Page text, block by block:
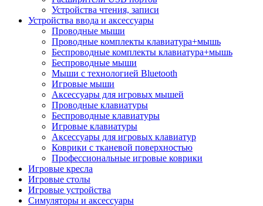
Устройства чтения, записи
Устройства ввода и аксессуары
Проводные мыши
Проводные комплекты клавиатура+мышь
Беспроводные комплекты клавиатура+мышь
Беспроводные мыши
Мыши с технологией Bluetooth
Игровые мыши
Аксессуары для игровых мышей
Проводные клавиатуры
Беспроводные клавиатуры
Игровые клавиатуры
Аксессуары для игровых клавиатур
Коврики с тканевой поверхностью
Профессиональные игровые коврики
Игровые кресла
Игровые столы
Игровые устройства
Симуляторы и аксессуары